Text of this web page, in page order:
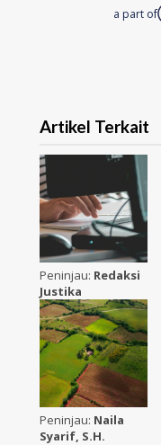
a part of
Artikel Terkait
Peninjau: Redaksi
Justika
Peninjau: Naila
Syarif, S.H.